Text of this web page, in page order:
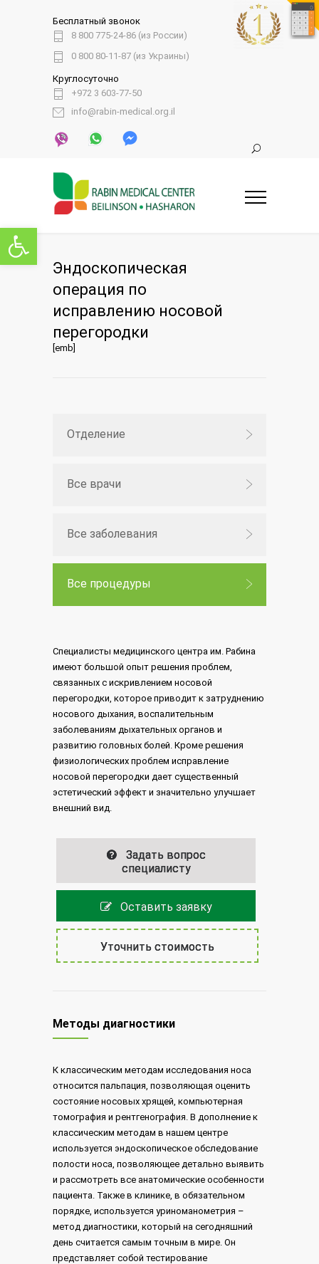
Открыть панель инструментов
Бесплатный звонок
8 800 775-24-86 (из России)
0 800 80-11-87 (из Украины)
Круглосуточно
+972 3 603-77-50
info@rabin-medical.org.il
Эндоскопическая
операция по
исправлению носовой
перегородки
[emb]
Отделение
Все врачи
Все заболевания
Все процедуры
Специалисты медицинского центра им. Рабина
имеют большой опыт решения проблем,
связанных с искривлением носовой
перегородки, которое приводит к затруднению
носового дыхания, воспалительным
заболеваниям дыхательных органов и
развитию головных болей. Кроме решения
физиологических проблем исправление
носовой перегородки дает существенный
эстетический эффект и значительно улучшает
внешний вид.
Задать вопрос
специалисту
Оставить заявку
Уточнить стоимость
Методы диагностики
К классическим методам исследования носа
относится пальпация, позволяющая оценить
состояние носовых хрящей, компьютерная
томография и рентгенография. В дополнение к
классическим методам в нашем центре
используется эндоскопическое обследование
полости носа, позволяющее детально выявить
и рассмотреть все анатомические особенности
пациента. Также в клинике, в обязательном
порядке, используется уриноманометрия –
метод диагностики, который на сегодняшний
день считается самым точным в мире. Он
представляет собой тестирование